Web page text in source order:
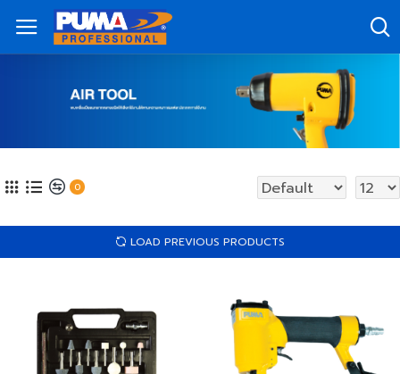
0
LOAD PREVIOUS PRODUCTS